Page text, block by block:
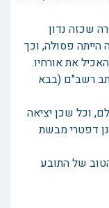
שכזה נדון
פסולה, וכך
את אורחיו.
רשב"ם (בבא
וכל שכן יציאה
דפטרי מבשת
של התובע